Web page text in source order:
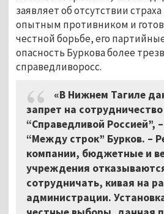
заявляет об отсутствии
опытным противником и
честной борьбе, его
опасность Буркова более
справедливоросс.
«В Нижнем Тагиле
запрет на
“Справедливой Россией”,
“Между строк” Бурков. –
компании, бюджетные и
учреждения
сотрудничать, кивая на
администрации.